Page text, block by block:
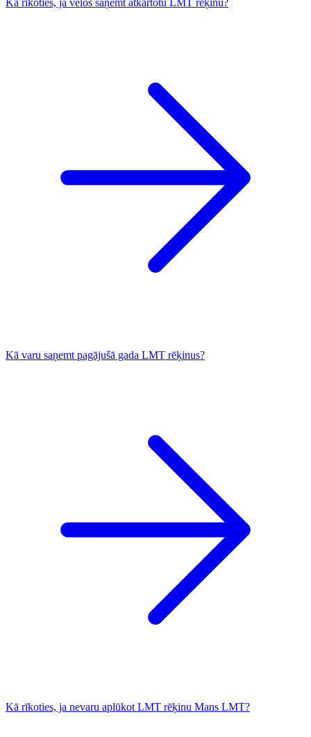
Kā rīkoties, ja vēlos saņemt atkārtotu LMT rēķinu?
Kā varu saņemt pagājušā gada LMT rēķinus?
Kā rīkoties, ja nevaru aplūkot LMT rēķinu Mans LMT?